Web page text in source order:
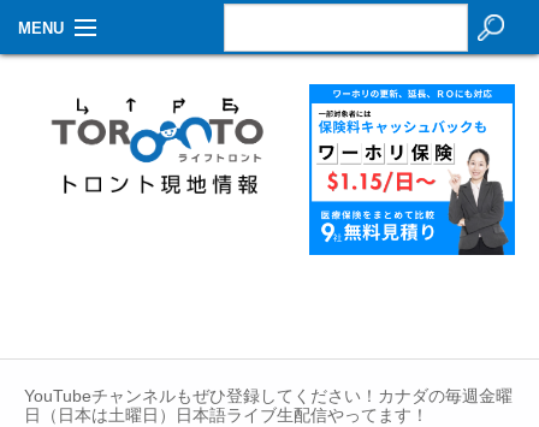
MENU
生活情報
その他
Contact
YouTubeチャンネルもぜひ登録してください！カナダの毎週金曜
日（日本は土曜日）日本語ライブ生配信やってます！